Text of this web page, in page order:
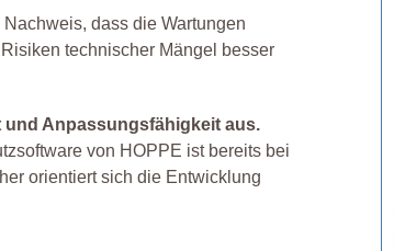
dass die Wartungen
technischer Mängel besser
Anpassungsfähigkeit aus.
von HOPPE ist bereits bei
orientiert sich die Entwicklung